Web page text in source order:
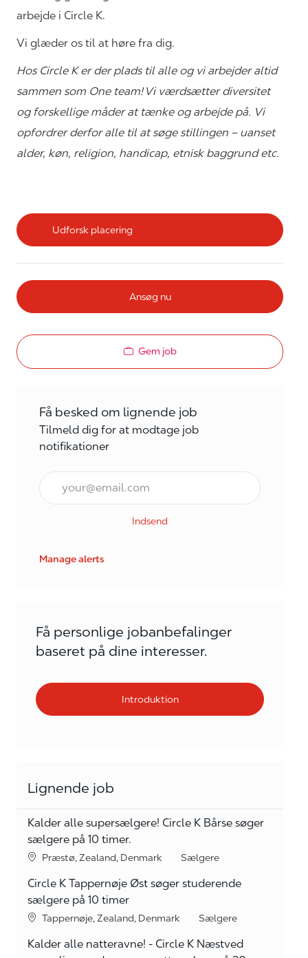
arbejde i Circle K.
Vi glæder os til at høre fra dig.
Hos Circle K er der plads til alle og vi arbejder altid
sammen som One team! Vi værdsætter diversitet
og forskellige måder at tænke og arbejde på. Vi
opfordrer derfor alle til at søge stillingen – uanset
alder, køn, religion, handicap, etnisk baggrund etc.
Udforsk placering
Ansøg nu
Gem job
Få besked om lignende job
Tilmeld dig for at modtage job
notifikationer
E-mail*
Indsend
Manage alerts
Få personlige jobanbefalinger
baseret på dine interesser.
Introduktion
Lignende job
Kalder alle supersælgere! Circle K Bårse søger
sælgere på 10 timer.
Lokation
Præstø, Zealand, Denmark kategori
Sælgere
Circle K Tappernøje Øst søger studerende
sælgere på 10 timer
Lokation
Tappernøje, Zealand, Denmark kategori
Sælgere
Kalder alle natteravne! - Circle K Næstved